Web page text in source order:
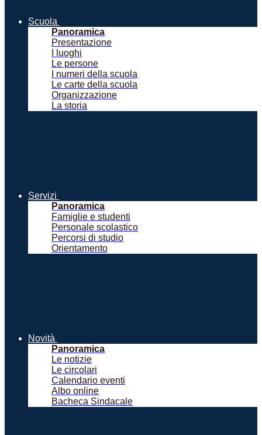
Scuola
Panoramica
Presentazione
I luoghi
Le persone
I numeri della scuola
Le carte della scuola
Organizzazione
La storia
Servizi
Panoramica
Famiglie e studenti
Personale scolastico
Percorsi di studio
Orientamento
Novità
Panoramica
Le notizie
Le circolari
Calendario eventi
Albo online
Bacheca Sindacale